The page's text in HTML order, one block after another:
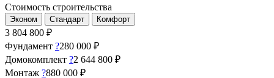
Стоимость строительства
Эконом Стандарт Комфорт
3 804 800 ₽
Фундамент ?280 000 ₽
Домокомплект ?2 644 800 ₽
Монтаж ?880 000 ₽